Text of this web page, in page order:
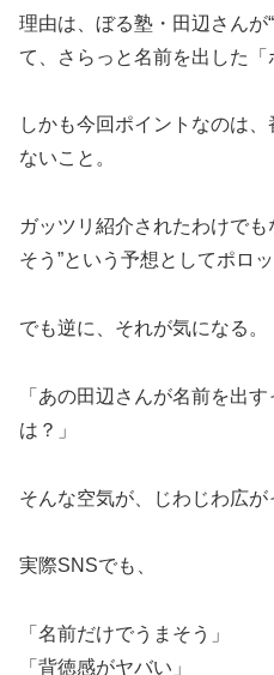
理由は、ぼる塾・田辺さんが
て、さらっと名前を出した「
しかも今回ポイントなのは
ないこと。
ガッツリ紹介されたわけでも
そう”という予想としてポロ
でも逆に、それが気になる。
「あの田辺さんが名前を出
は？」
そんな空気が、じわじわ広が
実際SNSでも、
「名前だけでうまそう」
「背徳感がヤバい」